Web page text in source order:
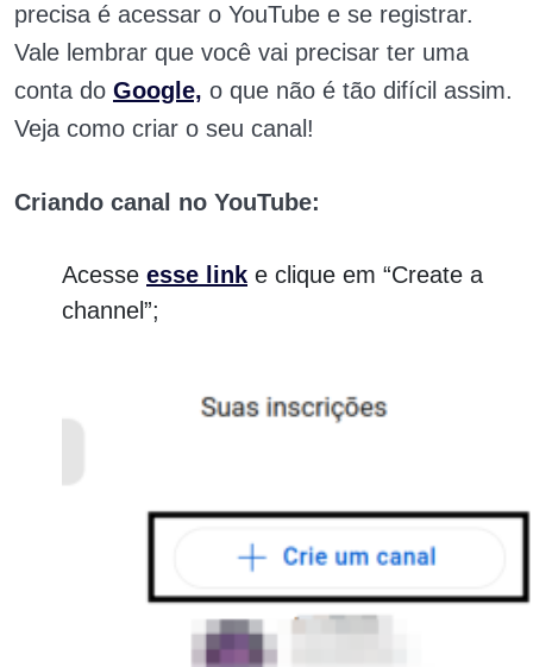
precisa é acessar o YouTube e se registrar.
Vale lembrar que você vai precisar ter uma
conta do Google, o que não é tão difícil assim.
Veja como criar o seu canal!
Criando canal no YouTube:
Acesse esse link e clique em “Create a
channel”;